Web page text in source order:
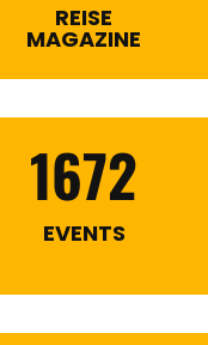
REISE
MAGAZINE
1672
EVENTS